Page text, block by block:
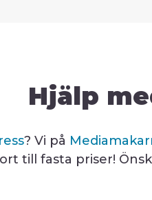
Hjälp
? Vi på
till fasta priser!